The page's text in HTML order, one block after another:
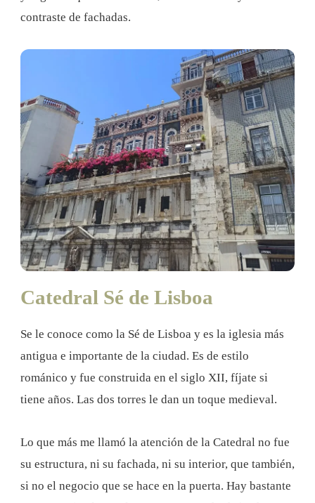
contraste de fachadas.
Catedral Sé de Lisboa
Se le conoce como la Sé de Lisboa y es la iglesia más
antigua e importante de la ciudad. Es de estilo
románico y fue construida en el siglo XII, fíjate si
tiene años. Las dos torres le dan un toque medieval.
Lo que más me llamó la atención de la Catedral no fue
su estructura, ni su fachada, ni su interior, que también,
si no el negocio que se hace en la puerta. Hay bastante